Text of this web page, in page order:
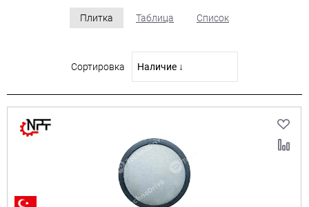
Плитка Таблица Список
Сортировка